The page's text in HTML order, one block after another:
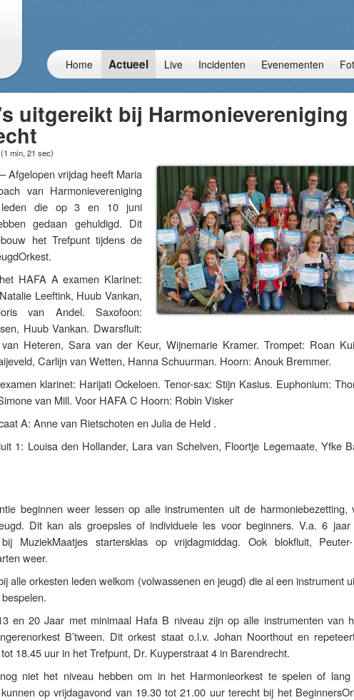
Home Actueel Live Incidenten Evenementen
uitgereikt bij Harmonievereniging
(1 min, 21 sec)
Afgelopen vrijdag heeft Maria
van Harmonievereniging
leden die op 3 en 10 juni
gedaan gehuldigd. Dit
het Trefpunt tijdens de
HAFA A examen Klarinet:
Leeftink, Huub Vankan,
van Andel. Saxofoon:
Huub Vankan. Dwarsfluit:
Heteren, Sara van der Keur, Wijnemarie Kramer. Trompet: Roan
Carlijn van Wetten, Hanna Schuurman. Hoorn: Anouk Bremmer.
klarinet: Harijati Ockeloen. Tenor-sax: Stijn Kasius. Euphonium:
van Mill. Voor HAFA C Hoorn: Robin Visker
A: Anne van Rietschoten en Julia de Held .
1: Louisa den Hollander, Lara van Schelven, Floortje Legemaate, Yfke
beginnen weer lessen op alle instrumenten uit de harmoniebezetting,
Dit kan als groepsles of individuele les voor beginners. V.a. 6 jaar
MuziekMaatjes startersklas op vrijdagmiddag. Ook blokfluit,
weer.
alle orkesten leden welkom (volwassenen en jeugd) die al een instrument
en 20 Jaar met minimaal Hafa B niveau zijn op alle instrumenten van
B’tween. Dit orkest staat o.l.v. Johan Noorthout en
18.45 uur in het Trefpunt, Dr. Kuyperstraat 4 in Barendrecht.
niet het niveau hebben om in het Harmonieorkest te spelen of lang
op vrijdagavond van 19.30 tot 21.00 uur terecht bij het